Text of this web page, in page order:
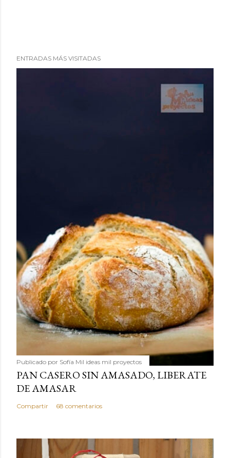
ENTRADAS MÁS VISITADAS
Publicado por Sofía Mil ideas mil proyectos
PAN CASERO SIN AMASADO, LIBERATE
DE AMASAR
Compartir 68 comentarios